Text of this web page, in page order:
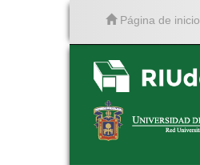
Página de inicio